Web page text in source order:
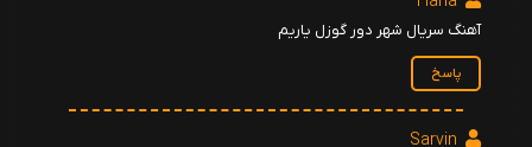
آهنگ سریال شهر دور گوزل یاریم
پاسخ